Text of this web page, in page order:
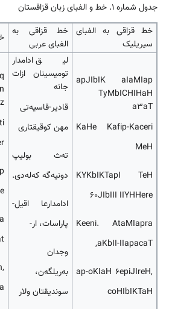
جدول شماره 1. خط و الفبای زبان قزاقستان
خط قزاقی به الفبای
سیریلیک
خط قزاقی به
الفبای عربی
apJIbIK aIaMIap
TyMbICHIHaH
a3aT
KaHe Kafip-Kaceri
MeH
KYKbIKTapI TeH
60JIbIII IIYHHere
Keeni. AtaMIapra
aKbII-IIapacaT,
ap-oKIaH 6epiJIreH,
coHIbIKTaH
لیق ادامدار
تومیسینان ازات
جانه
قادیر-قاسیه‌تی
مهن کوقیقتاری
ته‌ث بولیپ
دونیه‌گه که‌له‌دی.
ادامدارعا اقیل-
پاراسات، ار-
وجدان
به‌ریلگه‌ن،
سوندیقتان ولار